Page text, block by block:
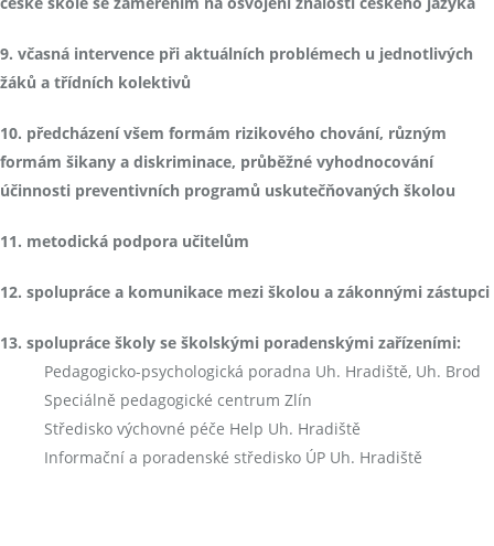
9. včasná intervence při aktuálních problémech u jednotlivých
žáků a třídních kolektivů
10. předcházení všem formám rizikového chování, různým
formám šikany a diskriminace, průběžné vyhodnocování
účinnosti preventivních programů uskutečňovaných školou
11. metodická podpora učitelům
12. spolupráce a komunikace mezi školou a zákonnými zástupci
13. spolupráce školy se školskými poradenskými zařízeními:
Pedagogicko-psychologická poradna Uh. Hradiště, Uh. Brod
Speciálně pedagogické centrum Zlín
Středisko výchovné péče Help Uh. Hradiště
Informační a poradenské středisko ÚP Uh. Hradiště